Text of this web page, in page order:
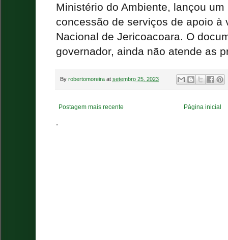
Ministério do Ambiente, lançou
concessão de serviços de apoio à
Nacional de Jericoacoara. O
governador, ainda não atende as
By robertomoreira at setembro 25, 2023
Postagem mais recente Página inicial
.